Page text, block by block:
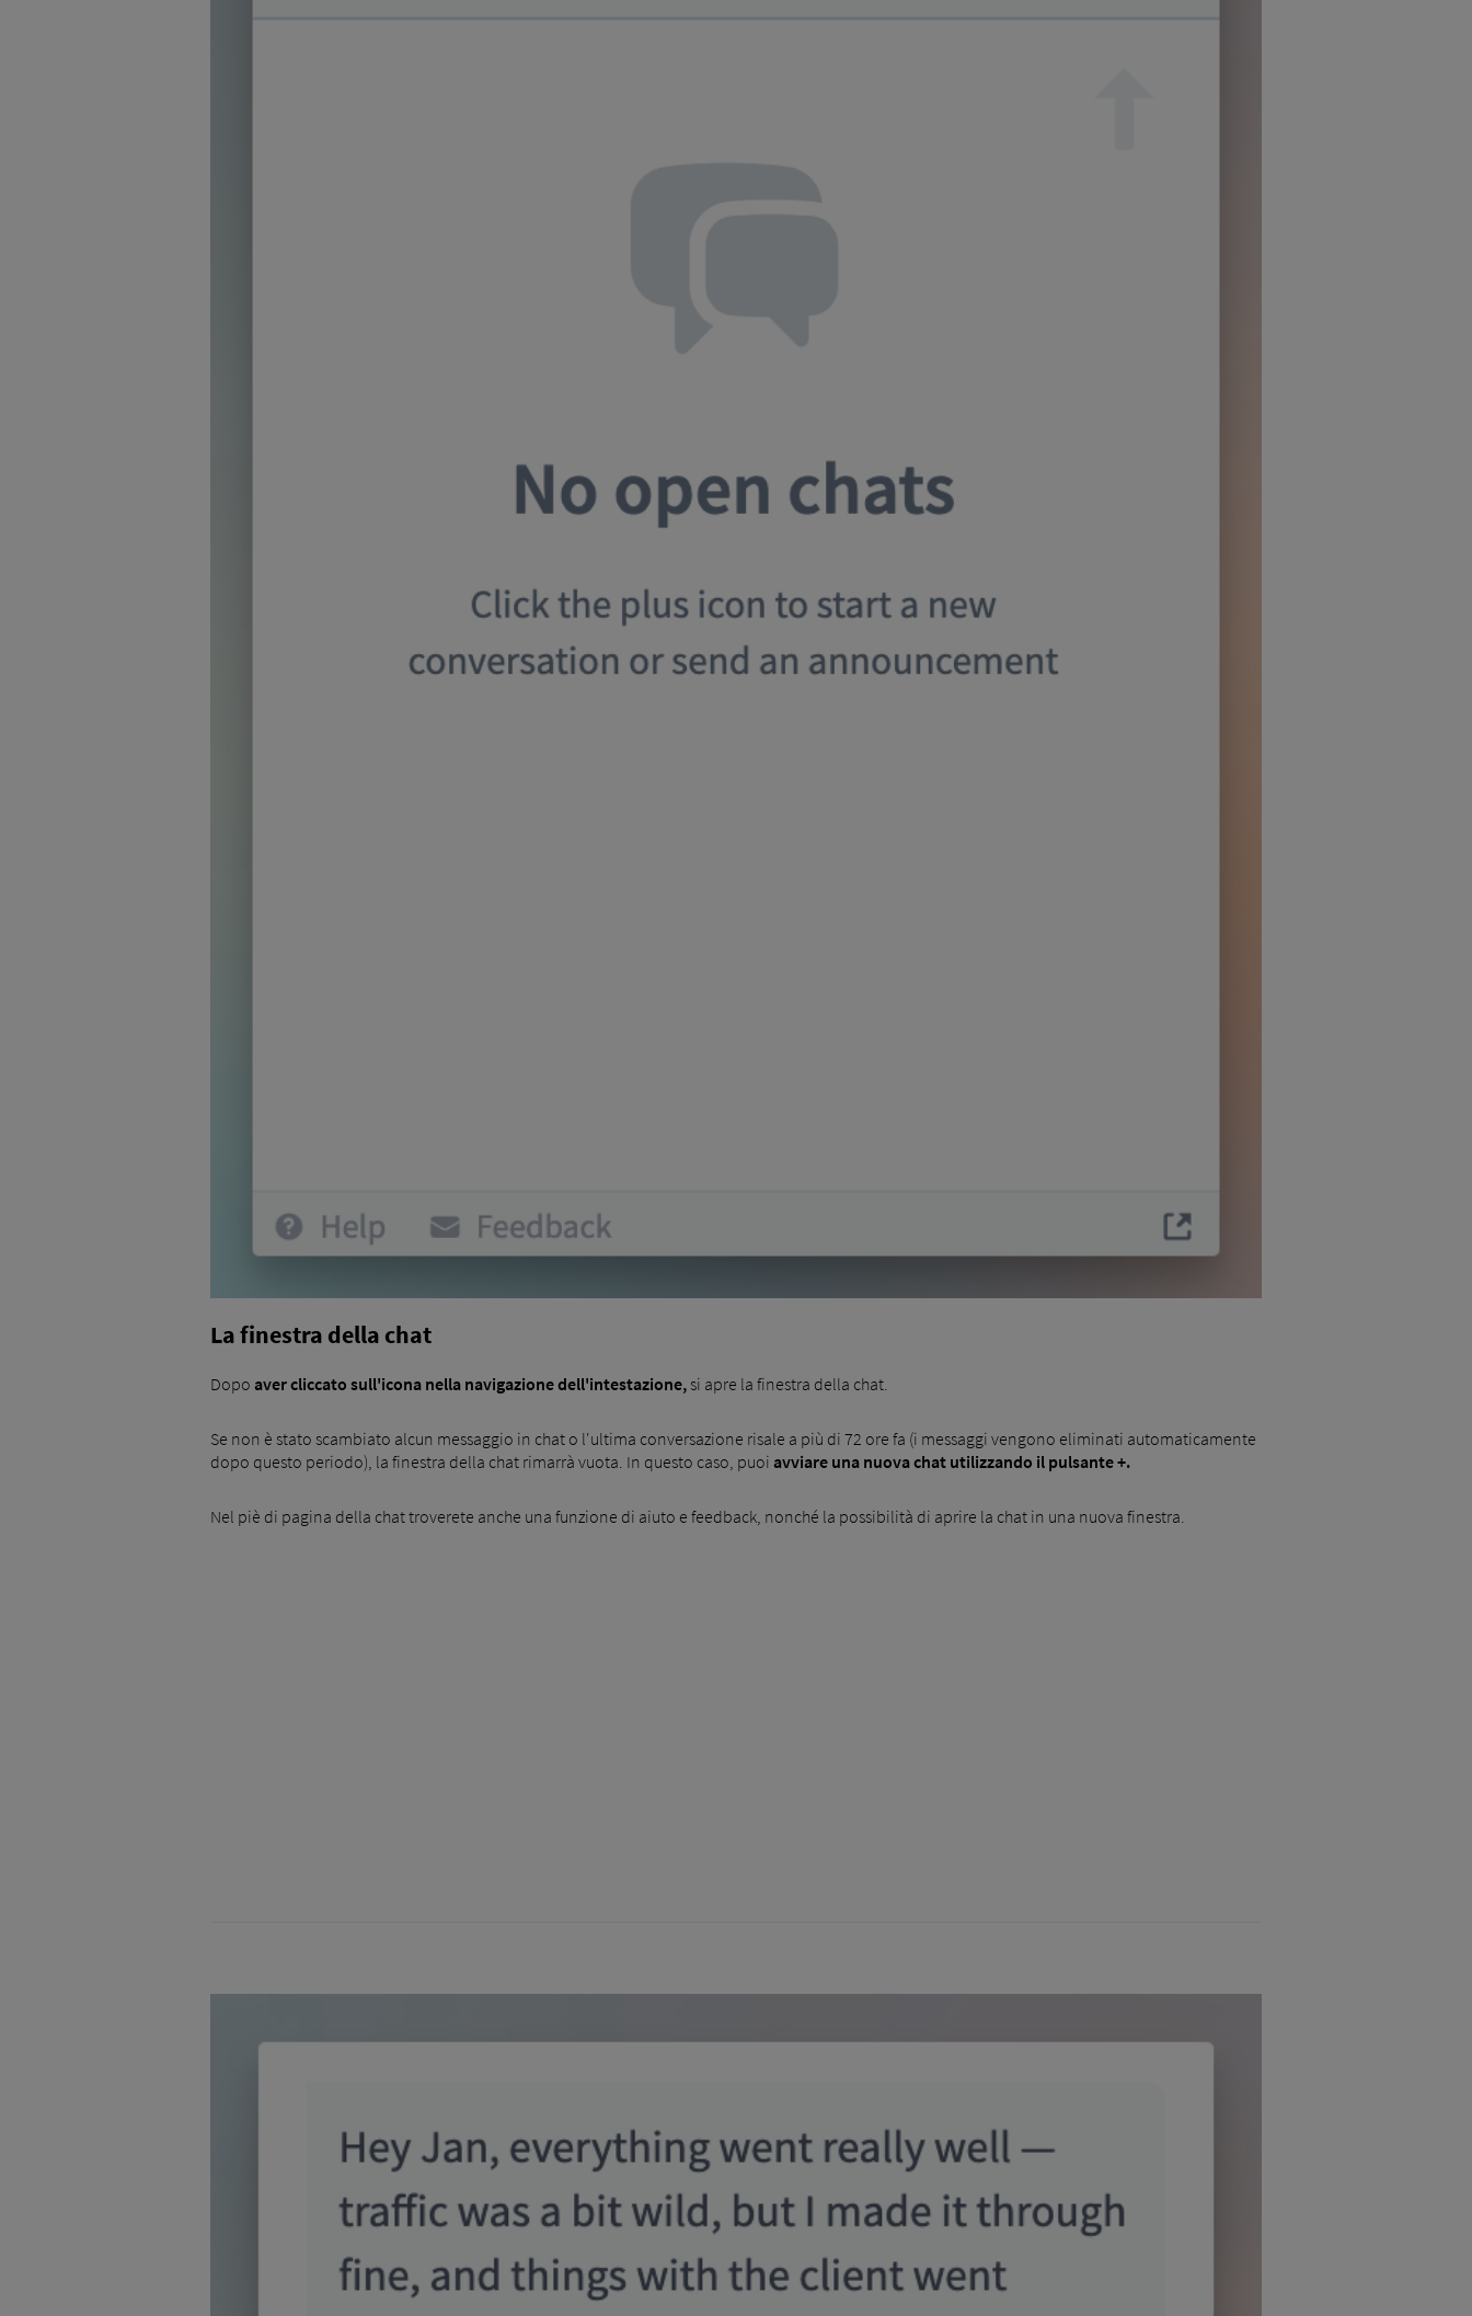
La finestra della chat
Dopo aver cliccato sull'icona nella navigazione dell'intestazione,si apre la finestra della chat.
Se non è stato scambiato alcun messaggio in chat o l'ultima conversazione risale a più di 72 ore fa (i messaggi vengono eliminati automaticamente
dopo questo periodo), la finestra della chat rimarrà vuota. In questo caso, puoi avviare una nuova chat utilizzando il pulsante +.
Nel piè di pagina della chat troverete anche una funzione di aiuto e feedback, nonché la possibilità di aprire la chat in una nuova finestra.